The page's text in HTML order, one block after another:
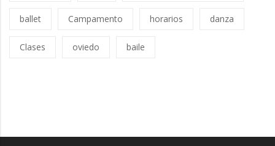
ballet Campamento horarios danza
Clases oviedo baile